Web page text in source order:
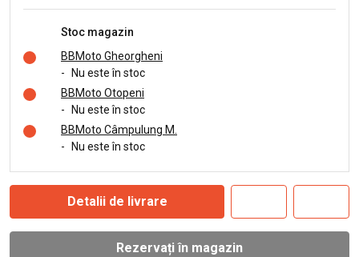
Stoc magazin
BBMoto Gheorgheni
-
Nu este în stoc
BBMoto Otopeni
-
Nu este în stoc
BBMoto Câmpulung M.
-
Nu este în stoc
Detalii de livrare
Rezervați în magazin